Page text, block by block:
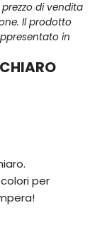
di vendita
Il prodotto
in
per